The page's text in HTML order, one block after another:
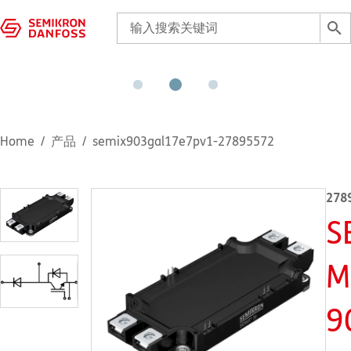
Home 产品 semix903gal17e7pv1-27895572